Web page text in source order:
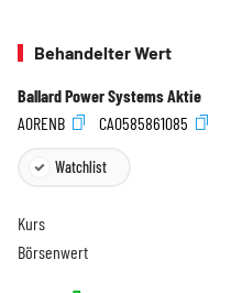
Behandelter Wert
Ballard Power Systems Aktie
A0RENB
CA0585861085
Watchlist
Kurs
Börsenwert